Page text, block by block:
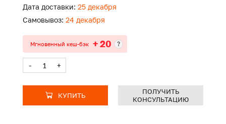
Дата доставки: 25 декабря
Самовывоз: 24 декабря
Мгновенный кеш-бэк + 20 ?
- +
КУПИТЬ
ПОЛУЧИТЬ
КОНСУЛЬТАЦИЮ